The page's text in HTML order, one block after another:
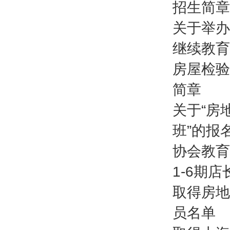
招生简章
关于举
继续教
房屋检
简章
关于“房
班”的报
协会教
1-6期店
取得房
员名单